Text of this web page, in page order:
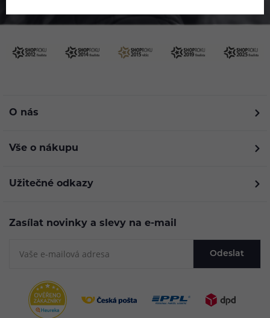
O nás
Vše o nákupu
Užitečné odkazy
Zasílat novinky a slevy na e-mail
Odeslat